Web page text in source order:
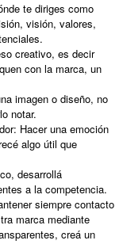
te diriges como
visión, valores,
creativo, es decir
con la marca, un
imagen o diseño, no
notar.
Hacer una emoción
algo útil que
desarrollá
a la competencia.
siempre contacto
marca mediante
creá un